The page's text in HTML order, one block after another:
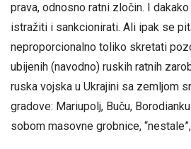
prava, odnosno ratni zločin. I
istražiti i sankcionirati. Ali ipak se
neproporcionalno toliko skretati
ubijenih (navodno) ruskih ratnih
ruska vojska u Ukrajini sa zemljom
gradove: Mariupolj, Buču,
sobom masovne grobnice,